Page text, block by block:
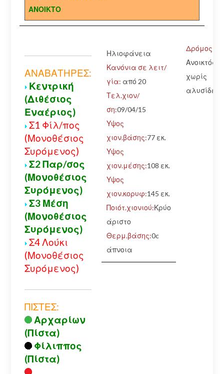
ΑΝΟΙΚΤΟ
ΑΝΑΒΑΤΗΡΕΣ:
Κεντρική
(Διθέσιος
Εναέριος)
Σ1 Φίλ/πος
(Μονοθέσιος
Συρόμενος)
Σ2 Παρ/σος
(Μονοθέσιος
Συρόμενος)
Σ3 Μέση
(Μονοθέσιος
Συρόμενος)
Σ4 Λούκι
(Μονοθέσιος
Συρόμενος)
ΠΙΣΤΕΣ:
Αρχαρίων
(Πίστα)
Φίλιππος
(Πίστα)
Ηλιοφάνεια
Κανόνια σε λειτ/
γία: από 20
Τελ.χιον/
ση:09/04/15
Υψος
χιον.βάσης:77 εκ.
Υψος
χιον.μέσης:108 εκ.
Υψος
χιον.κορυφ:145 εκ.
Ποιότ.χιονιού:Κρύο
άριστο
Θερμ.βάσης:0c
άπνοια
Δρόμος:
Ανοικτός
χωρίς
αλυσίδες